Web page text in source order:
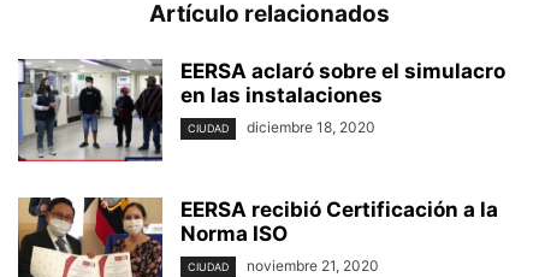
Artículo relacionados
EERSA aclaró sobre el simulacro
en las instalaciones
CIUDAD diciembre 18, 2020
EERSA recibió Certificación a la
Norma ISO
CIUDAD noviembre 21, 2020